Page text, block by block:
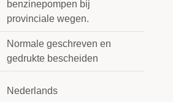
benzinepompen bij
provinciale wegen.
Normale geschreven en
gedrukte bescheiden
Nederlands